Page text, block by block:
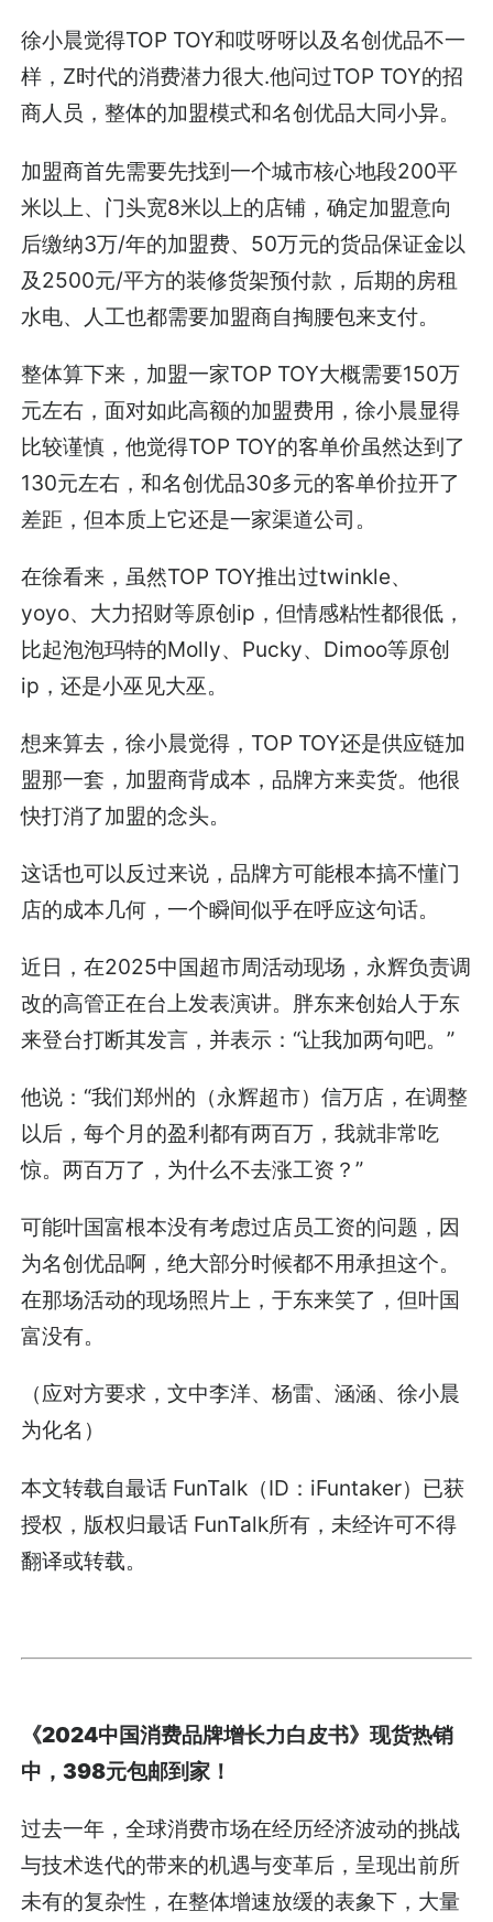
徐小晨觉得TOP TOY和哎呀呀以及名创优品不一
样，Z时代的消费潜力很大.他问过TOP TOY的招
商人员，整体的加盟模式和名创优品大同小异。
加盟商首先需要先找到一个城市核心地段200平
米以上、门头宽8米以上的店铺，确定加盟意向
后缴纳3万/年的加盟费、50万元的货品保证金以
及2500元/平方的装修货架预付款，后期的房租
水电、人工也都需要加盟商自掏腰包来支付。
整体算下来，加盟一家TOP TOY大概需要150万
元左右，面对如此高额的加盟费用，徐小晨显得
比较谨慎，他觉得TOP TOY的客单价虽然达到了
130元左右，和名创优品30多元的客单价拉开了
差距，但本质上它还是一家渠道公司。
在徐看来，虽然TOP TOY推出过twinkle、
yoyo、大力招财等原创ip，但情感粘性都很低，
比起泡泡玛特的Molly、Pucky、Dimoo等原创
ip，还是小巫见大巫。
想来算去，徐小晨觉得， TOP TOY还是供应链加
盟那一套，加盟商背成本，品牌方来卖货。他很
快打消了加盟的念头。
这话也可以反过来说，品牌方可能根本搞不懂门
店的成本几何，一个瞬间似乎在呼应这句话。
近日，在2025中国超市周活动现场，永辉负责调
改的高管正在台上发表演讲。胖东来创始人于东
来登台打断其发言，并表示：“让我加两句吧。”
他说：“我们郑州的（永辉超市）信万店，在调整
以后，每个月的盈利都有两百万，我就非常吃
惊。两百万了，为什么不去涨工资？”
可能叶国富根本没有考虑过店员工资的问题，因
为名创优品啊，绝大部分时候都不用承担这个。
在那场活动的现场照片上，于东来笑了，但叶国
富没有。
（应对方要求，文中李洋、杨雷、涵涵、徐小晨
为化名）
本文转载自最话 FunTalk（ID：iFuntaker）已获
授权，版权归最话 FunTalk所有，未经许可不得
翻译或转载。
《2024中国消费品牌增长力白皮书》现货热销
中，398元包邮到家！
过去一年，全球消费市场在经历经济波动的挑战
与技术迭代的带来的机遇与变革后，呈现出前所
未有的复杂性，在整体增速放缓的表象下，大量